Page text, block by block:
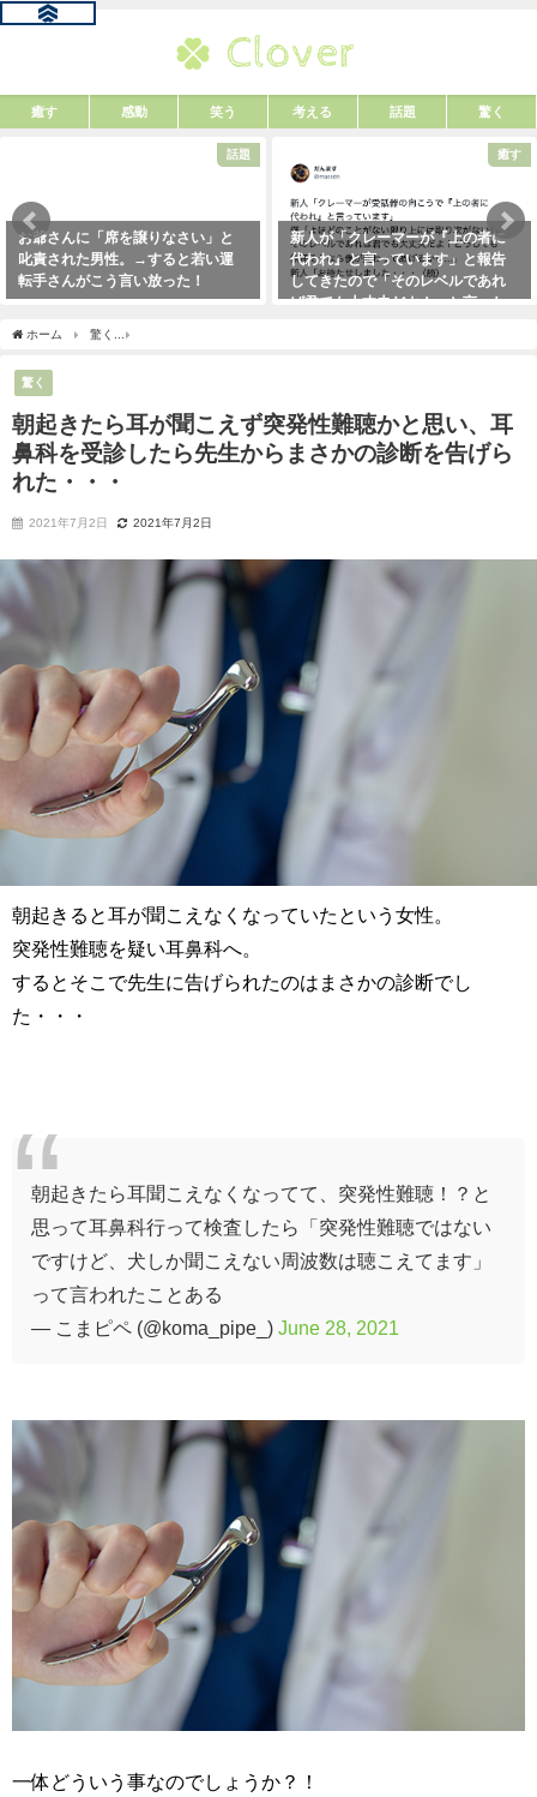
癒す 感動 笑う 考える 話題 驚く
新人が「クレーマーが『上の者に
代われ』と言っています」と報告
してきたので「そのレベルであれ
ば君でも大丈夫だよ！」と言った
った！（笑）
「彼氏が浮気してるっぽい」
時はだいたいこれで無事、真
掴めます。「怖すぎ（笑）」
ホーム 驚く
驚く
朝起きたら耳が聞こえず突発性難聴かと思い、耳
鼻科を受診したら先生からまさかの診断を告げら
れた・・・
2021年7月2日 2021年7月2日
朝起きると耳が聞こえなくなっていたという女性。
突発性難聴を疑い耳鼻科へ。
するとそこで先生に告げられたのはまさかの診断でし
た・・・
朝起きたら耳聞こえなくなってて、突発性難聴！？と
思って耳鼻科行って検査したら「突発性難聴ではない
ですけど、犬しか聞こえない周波数は聴こえてます」
って言われたことある
— こまピペ (@koma_pipe_) June 28, 2021
一体どういう事なのでしょうか？！